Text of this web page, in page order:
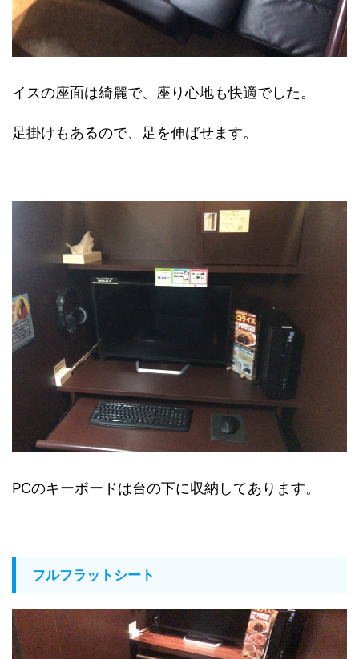
イスの座面は綺麗で、座り心地も快適でした。
足掛けもあるので、足を伸ばせます。
PCのキーボードは台の下に収納してあります。
フルフラットシート